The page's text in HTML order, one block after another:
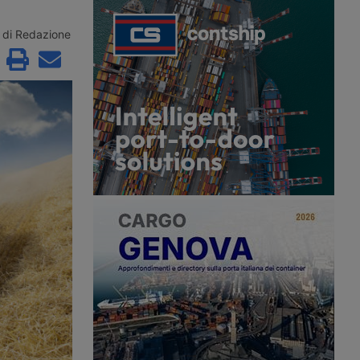
delle sanzioni in 21
ruolo per gli
Stradale.
Paese certificato Gold secondo lo
standard Sstpa. La struttura da 74
posti rientra in un progetto
dell’Unione Europea per
l’ammodernamento di cinque aree di
sosta tra Austria, Italia e Germania.
di Redazione